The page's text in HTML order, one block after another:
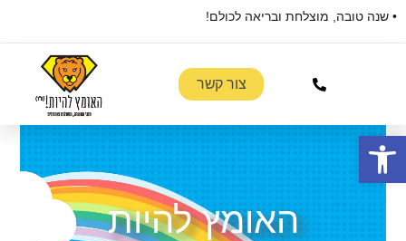
• שנה טובה, מוצלחת ובריאה לכולם!
צור קשר
האומץ להיות
פתח סרגל נגישות